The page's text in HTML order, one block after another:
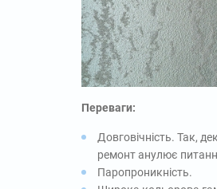
Переваги:
Довговічність. Так,
ремонт анулює
Паропроникність.